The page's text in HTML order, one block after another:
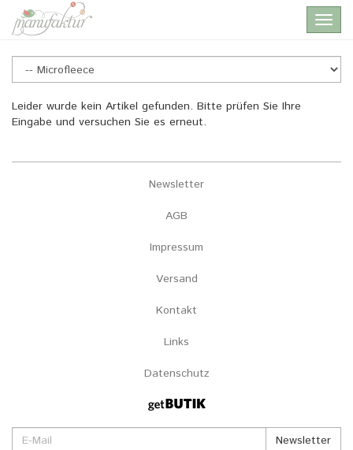
main
content
Microfleece
Leider wurde kein Artikel gefunden. Bitte prüfen Sie Ihre
Eingabe und versuchen Sie es erneut.
Newsletter
AGB
Impressum
Versand
Kontakt
Links
Datenschutz
Newsletter